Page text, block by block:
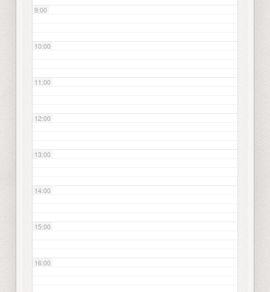
9:00
10:00
11:00
12:00
13:00
14:00
15:00
16:00